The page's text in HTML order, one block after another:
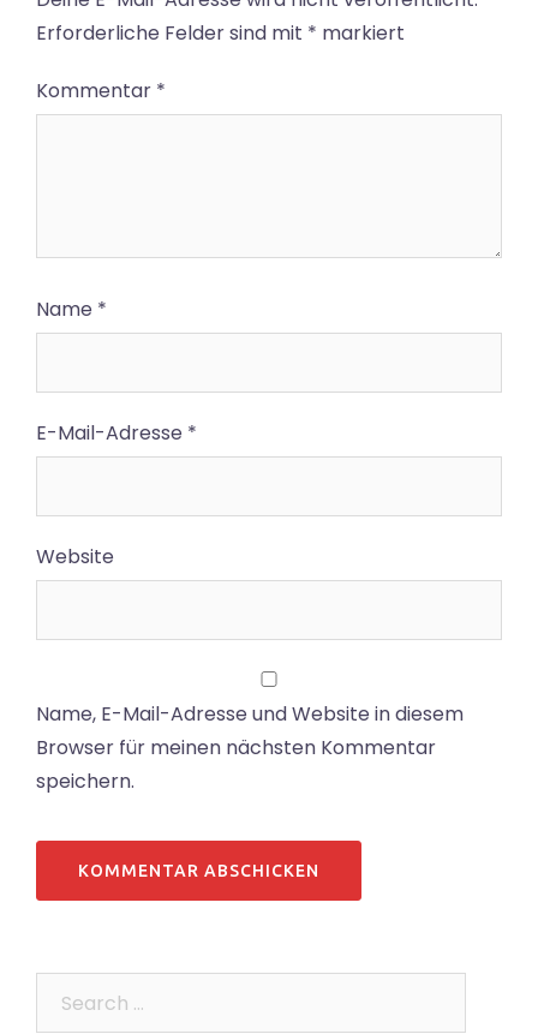
Erforderliche Felder sind mit * markiert
Kommentar *
Name *
E-Mail-Adresse *
Website
Name, E-Mail-Adresse und Website in diesem
Browser für meinen nächsten Kommentar
speichern.